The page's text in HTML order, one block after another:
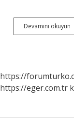
Devamını okuyun
https://
https://eger.com.tr